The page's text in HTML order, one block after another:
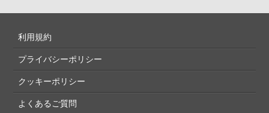
利用規約
プライバシーポリシー
クッキーポリシー
よくあるご質問